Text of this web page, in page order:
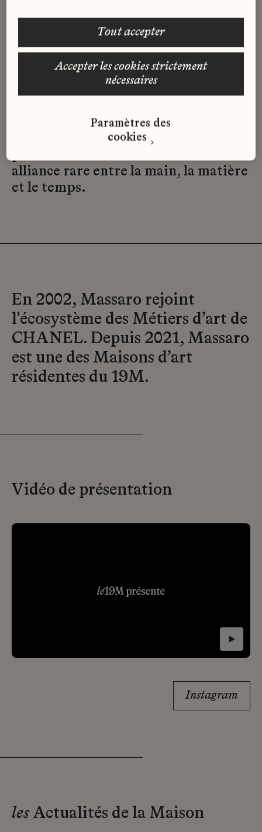
de la vision de la Maison, réinvente
alors la chaussure féminine par sa
simplicité et son équilibre.
arts et artisanats souvent méconnus,
chacun demandant patience,
alliance rare entre la main, la matière
et le temps.
En 2002, Massaro rejoint
l'écosystème des Métiers d’art de
CHANEL. Depuis 2021, Massaro
est une des Maisons d’art
résidentes du 19M.
Vidéo de présentation
Instagram
les Actualités de la Maison
accepter les cookies strictement
nécessaires
tout accepter
Paramètres des
cookies